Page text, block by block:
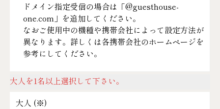
ドメイン指定受信の場合は「@guesthouse-
one.com」を追加してください。
なおご使用中の機種や携帯会社によって設定方法が
異なります。詳しくは各携帯会社のホームページを
参考にしてください。
大人を1名以上選択して下さい。
大人 (※)